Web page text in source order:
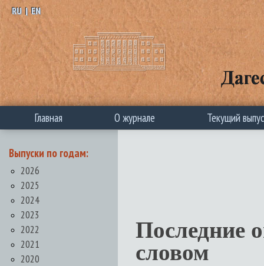
RU | EN
Главная О журнале Текущий
Выпуски по годам:
2026
2025
2024
2023
2022
2021
2020
Последние
словом